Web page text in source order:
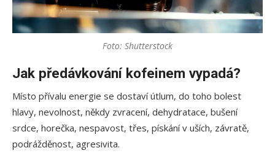
Foto: Shutterstock
Jak předávkování kofeinem vypadá?
Místo přívalu energie se dostaví útlum, do toho bolest
hlavy, nevolnost, někdy zvracení, dehydratace, bušení
srdce, horečka, nespavost, třes, pískání v uších, závratě,
podrážděnost, agresivita.